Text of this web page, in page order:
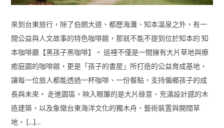
來到台東旅行，除了伯朗大道、都歷海灘、知本溫泉之外，有一
間公益與人文故事的特色咖啡館，那就不能不提到位於知本的 知
本咖啡廳【黑孩子黑咖啡】。 這裡不僅是一間擁有大片草地與療
癒庭園的咖啡館，更是「孩子的書屋」所打造的公益育成基地，
讓每一位旅人都能透過一杯咖啡、一份餐點，支持偏鄉孩子的成
長與未來。 走進園區，映入眼簾的是大片綠意、充滿設計感的木
造建築，以及象徵台東海洋文化的獨木舟、藝術裝置與開闊草
地， […]…